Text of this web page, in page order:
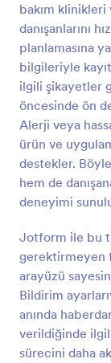
bakım
danışanlarını
planlamasına
bilgileriyle
ilgili şikayetler
öncesinde ön
Alerji veya
ürün ve
destekler.
hem de
deneyimi
Jotform ile bu
gerektirmeyen
arayüzü
Bildirim
anında
verildiğinde
sürecini daha